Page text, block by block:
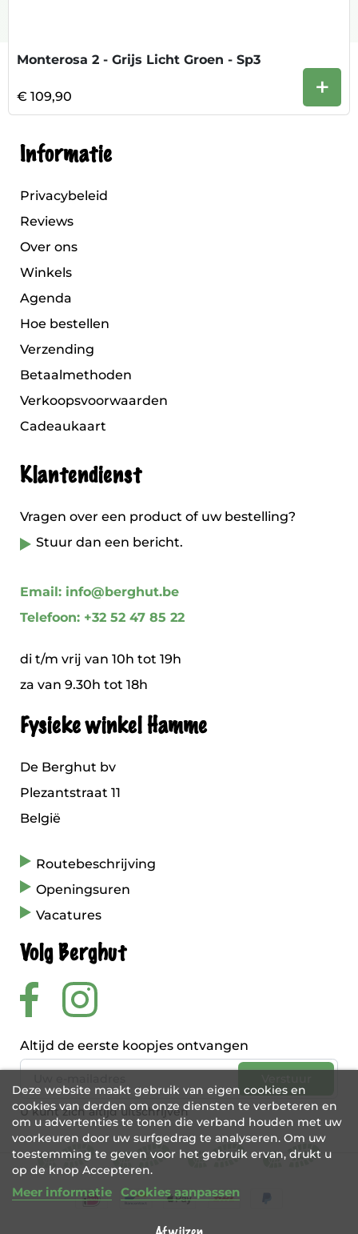
Monterosa 2 - Grijs Licht Groen - Sp3
€ 109,90 +
Informatie
Privacybeleid
Reviews
Over ons
Winkels
Agenda
Hoe bestellen
Verzending
Betaalmethoden
Verkoopsvoorwaarden
Cadeaukaart
Klantendienst
Vragen over een product of uw bestelling?
Stuur dan een bericht.
Email: info@berghut.be
Telefoon: +32 52 47 85 22
di t/m vrij van 10h tot 19h
za van 9.30h tot 18h
Fysieke winkel Hamme
De Berghut bv
Plezantstraat 11
België
Routebeschrijving
Openingsuren
Vacatures
Volg Berghut
Altijd de eerste koopjes ontvangen
U kunt zich altijd uitschrijven
Deze website maakt gebruik van eigen cookies en
cookies van derden om onze diensten te verbeteren en
om u advertenties te tonen die verband houden met uw
voorkeuren door uw surfgedrag te analyseren. Om uw
toestemming te geven voor het gebruik ervan, drukt u
op de knop Accepteren.
Meer informatie Cookies aanpassen